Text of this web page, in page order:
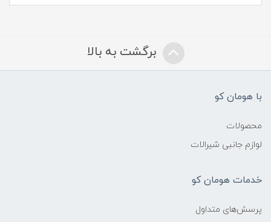
برگشت به بالا
با هومان کو
محصولات
لوازم جانبی شیرالات
خدمات هومان کو
پرسش‌های متداول